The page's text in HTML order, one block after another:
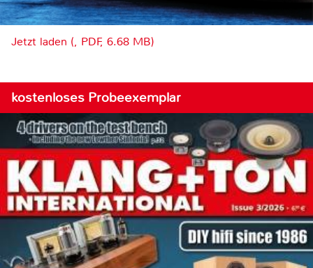
Jetzt laden (, PDF, 6.68 MB)
kostenloses Probeexemplar